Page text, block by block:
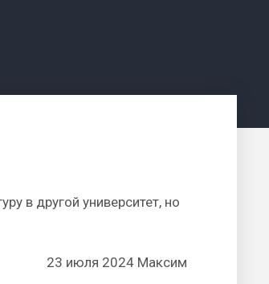
в другой университет, но
23 июля 2024 Максим